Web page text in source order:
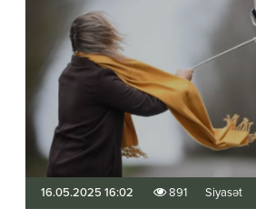
16.05.2025 16:02 891 Siyasət